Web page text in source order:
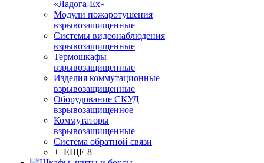
«Ладога-Ex»
Модули пожаротушения
взрывозащищенные
Системы видеонаблюдения
взрывозащищенные
Термошкафы
взрывозащищенные
Изделия коммутационные
взрывозащищенные
Оборудование СКУД
взрывозащищенное
Коммутаторы
взрывозащищенные
Система обратной связи
+ ЕЩЕ 8